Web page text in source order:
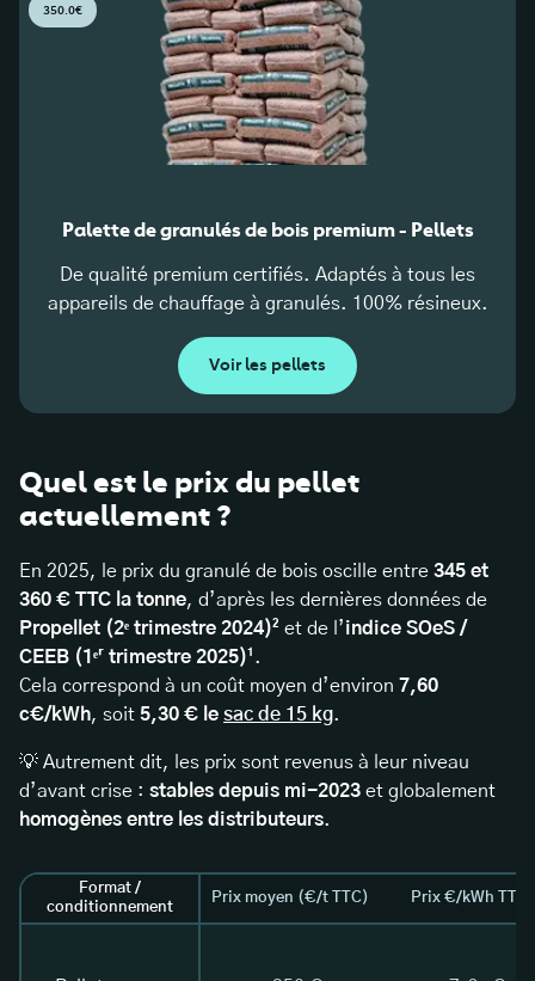
Palette de granulés de bois premium - Pellets
De qualité premium certifiés. Adaptés à tous les
appareils de chauffage à granulés. 100% résineux.
Voir les pellets
350.0€
Quel est le prix du pellet
actuellement ?
En 2025, le prix du granulé de bois oscille entre 345 et
360 € TTC la tonne, d’après les dernières données de
Propellet (2ᵉ trimestre 2024)² et de l’indice SOeS /
CEEB (1ᵉʳ trimestre 2025)¹.
Cela correspond à un coût moyen d’environ 7,60
c€/kWh, soit 5,30 € le sac de 15 kg.
💡 Autrement dit, les prix sont revenus à leur niveau
d’avant crise : stables depuis mi-2023 et globalement
homogènes entre les distributeurs.
Format /
conditionnement
Prix moyen (€/t TTC) Prix €/kWh TTC